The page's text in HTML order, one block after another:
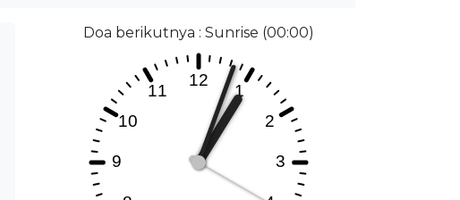
Doa berikutnya : Sunrise (00:00)